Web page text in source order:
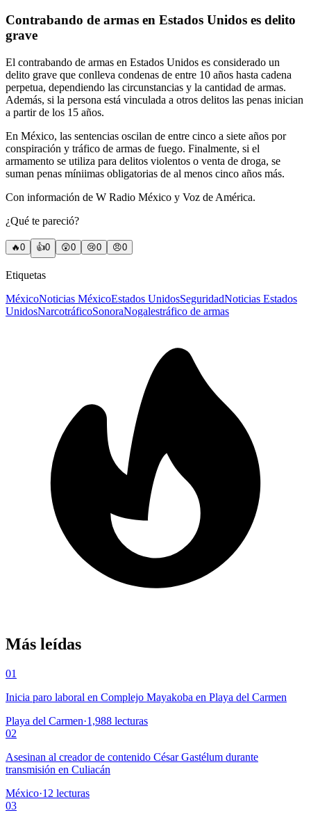
Contrabando de armas en Estados Unidos es delito
grave
El contrabando de armas en Estados Unidos es considerado un
delito grave que conlleva condenas de entre 10 años hasta cadena
perpetua, dependiendo las circunstancias y la cantidad de armas.
Además, si la persona está vinculada a otros delitos las penas inician
a partir de los 15 años.
En México, las sentencias oscilan de entre cinco a siete años por
conspiración y tráfico de armas de fuego. Finalmente, si el
armamento se utiliza para delitos violentos o venta de droga, se
suman penas míniimas obligatorias de al menos cinco años más.
Con información de W Radio México y Voz de América.
¿Qué te pareció?
🔥0 👍0 😲0 😢0 😠0
Etiquetas
MéxicoNoticias MéxicoEstados UnidosSeguridadNoticias Estados
UnidosNarcotráficoSonoraNogalestráfico de armas
Más leídas
01
Inicia paro laboral en Complejo Mayakoba en Playa del Carmen
Playa del Carmen·1,988 lecturas
02
Asesinan al creador de contenido César Gastélum durante
transmisión en Culiacán
México·12 lecturas
03